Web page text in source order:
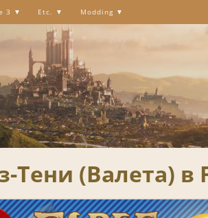
3 Etc. Modding
(Валета) в